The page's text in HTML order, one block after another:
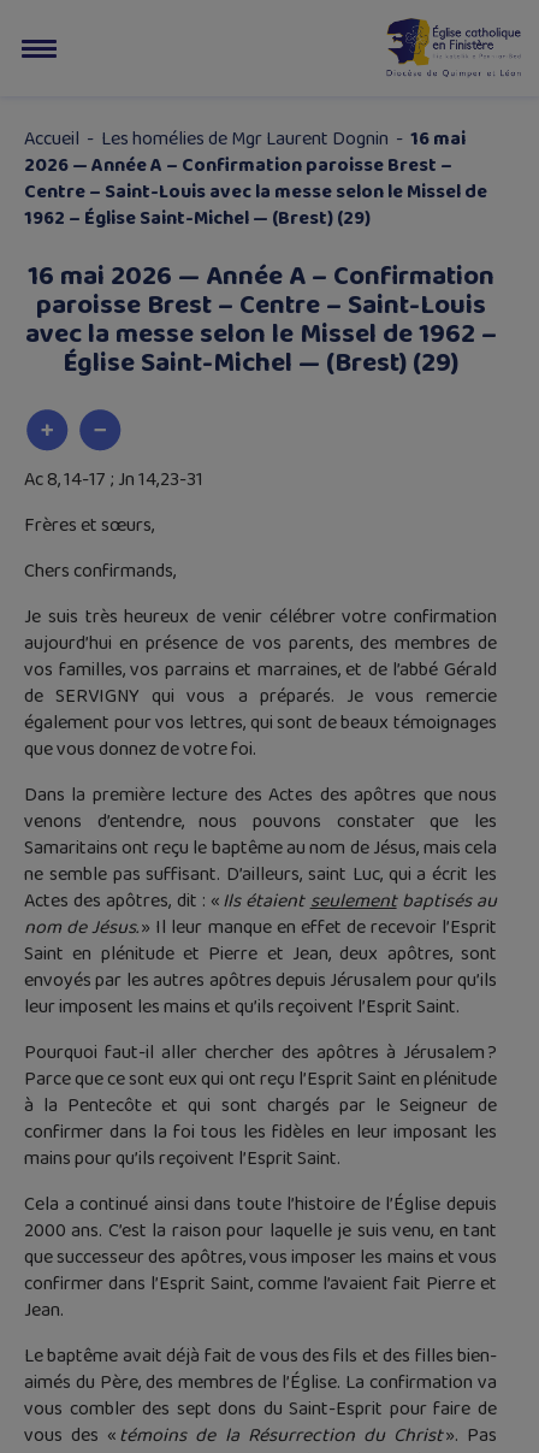
Accueil - Les homélies de Mgr Laurent Dognin - 16 mai
2026 — Année A – Confirmation paroisse Brest –
Centre – Saint-Louis avec la messe selon le Missel de
1962 – Église Saint-Michel — (Brest) (29)
16 mai 2026 — Année A – Confirmation
paroisse Brest – Centre – Saint-Louis
avec la messe selon le Missel de 1962 –
Église Saint-Michel — (Brest) (29)
Ac 8, 14-17 ; Jn 14,23-31
Frères et sœurs,
Chers confirmands,
Je suis très heureux de venir célébrer votre confirmation
aujourd’hui en présence de vos parents, des membres de
vos familles, vos parrains et marraines, et de l’abbé Gérald
de SERVIGNY qui vous a préparés. Je vous remercie
également pour vos lettres, qui sont de beaux témoignages
que vous donnez de votre foi.
Dans la première lecture des Actes des apôtres que nous
venons d’entendre, nous pouvons constater que les
Samaritains ont reçu le baptême au nom de Jésus, mais cela
ne semble pas suffisant. D’ailleurs, saint Luc, qui a écrit les
Actes des apôtres, dit : «Ils étaientseulementbaptisés au
nom de Jésus.» Il leur manque en effet de recevoir l’Esprit
Saint en plénitude et Pierre et Jean, deux apôtres, sont
envoyés par les autres apôtres depuis Jérusalem pour qu’ils
leur imposent les mains et qu’ils reçoivent l’Esprit Saint.
Pourquoi faut-il aller chercher des apôtres à Jérusalem ?
Parce que ce sont eux qui ont reçu l’Esprit Saint en plénitude
à la Pentecôte et qui sont chargés par le Seigneur de
confirmer dans la foi tous les fidèles en leur imposant les
mains pour qu’ils reçoivent l’Esprit Saint.
Cela a continué ainsi dans toute l’histoire de l’Église depuis
2000 ans. C’est la raison pour laquelle je suis venu, en tant
que successeur des apôtres, vous imposer les mains et vous
confirmer dans l’Esprit Saint, comme l’avaient fait Pierre et
Jean.
Le baptême avait déjà fait de vous des fils et des filles bien-
aimés du Père, des membres de l’Église. La confirmation va
vous combler des sept dons du Saint-Esprit pour faire de
vous des «témoins de la Résurrection du Christ». Pas